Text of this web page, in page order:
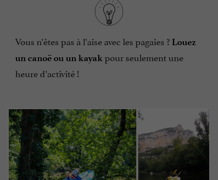
Vous n’êtes pas à l’aise avec les pagaies ? Louez
un canoë ou un kayak pour seulement une
heure d’activité !